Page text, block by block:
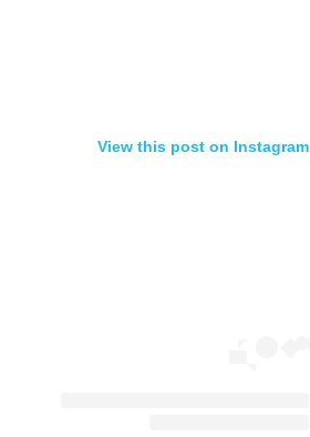
View this post on Instagram